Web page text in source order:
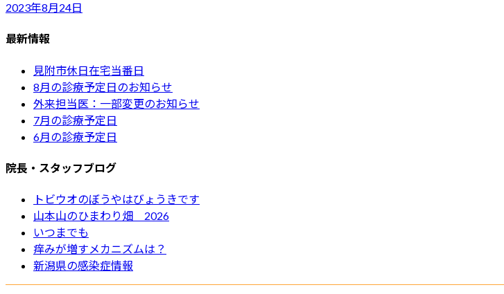
2023年8月24日
最新情報
見附市休日在宅当番日
8月の診療予定日のお知らせ
外来担当医：一部変更のお知らせ
7月の診療予定日
6月の診療予定日
院長・スタッフブログ
トビウオのぼうやはびょうきです
山本山のひまわり畑 2026
いつまでも
痒みが増すメカニズムは？
新潟県の感染症情報